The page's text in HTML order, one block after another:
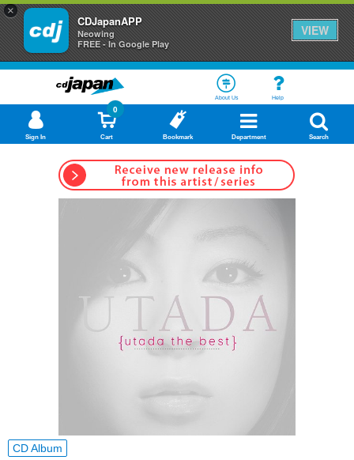
×
CDJapanAPP
Neowing
FREE - In Google Play
VIEW
About Us Help
Sign In Cart
0
Bookmark Department Search
CD Album